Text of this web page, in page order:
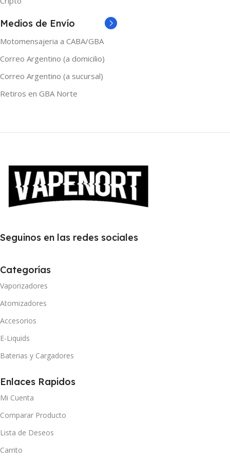
Medios de Envío
Motomensajeria a CABA/GBA
Correo Argentino (a domicilio)
Correo Argentino (a sucursal)
Retiros en GBA Norte
Seguinos en las redes sociales
Categorías
Vaporizadores
Atomizadores
Accesorios
E-Liquids
Baterias y Cargadores
Enlaces Rapidos
Mi Cuenta
Comparar Producto
Lista de Deseos
Carrito